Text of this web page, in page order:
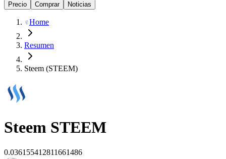
Precio Comprar Noticias
Home
Resumen
Steem (STEEM)
Steem STEEM
0.036155412811661486